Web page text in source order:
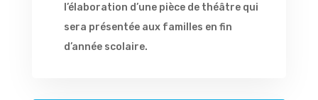
l’élaboration d’une pièce de théâtre qui
sera présentée aux familles en fin
d’année scolaire.